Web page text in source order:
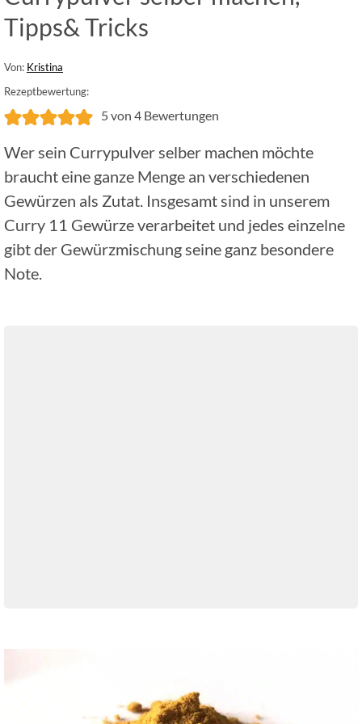
Tipps& Tricks
Von: Kristina
Rezeptbewertung:
5von 4 Bewertungen
Wer sein Currypulver selber machen möchte
braucht eine ganze Menge an verschiedenen
Gewürzen als Zutat. Insgesamt sind in unserem
Curry 11 Gewürze verarbeitet und jedes einzelne
gibt der Gewürzmischung seine ganz besondere
Note.